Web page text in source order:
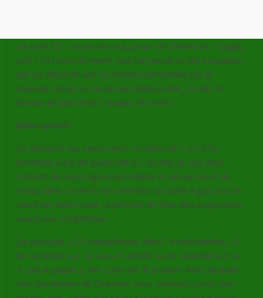
J’ai joué 2211 trous en tout, pour 103 birdies et 1 eagle,
soit 110 trous de moins que l’an passé ce qui s’explique
par un début et une fin d’année perturbée par le
mauvais temps et un terrain défavorable. J’ai fait 22
birdies de plus mais 3 eagles de moins.
Bilan sportif
J’ai démarré ma saison avec un index de 7 et je l’ai
terminée à 6,8 en ayant été 6,7 en été. Je suis donc
content de ma progression même si j’aurais pu et du
mieux faire. Le WHS est vraiment un usine à gaz pour le
calcul de l’index mais ça permet de faire des projections
avant une compétition.
J’ai participé à 35 compétitons, dont 14 individuelles, 21
en scramble à 2 ou 4,ou en 4BMB ou en shamble à 3 ou
4. J’en ai gagné 2, fini 2 fois sur le podium. Avec l’équipe
des Gentlemen de Charmeil, nous sommes sortis des